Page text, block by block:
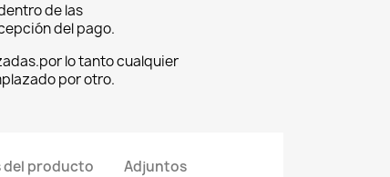
de las
del pago.
lo tanto cualquier
por otro.
del producto Adjuntos